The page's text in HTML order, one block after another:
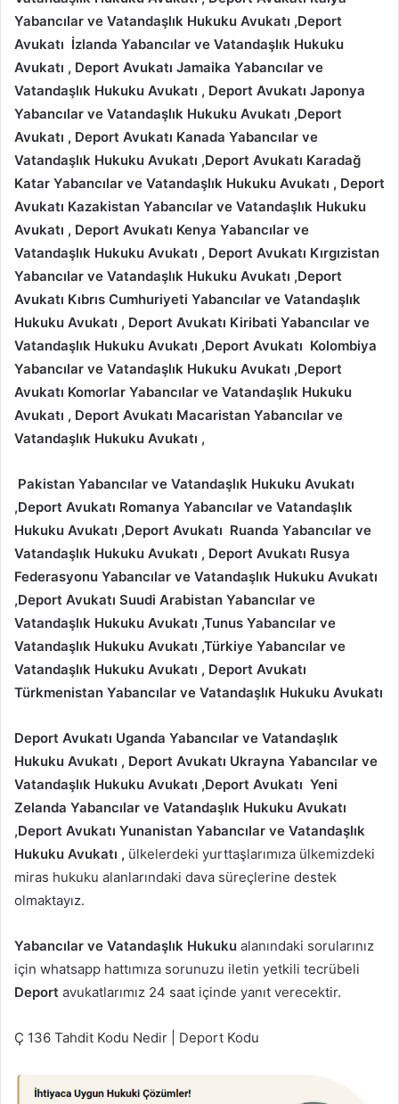
Yabancılar ve Vatandaşlık Hukuku Avukatı ,Deport
Avukatı İzlanda Yabancılar ve Vatandaşlık Hukuku
Avukatı , Deport Avukatı Jamaika Yabancılar ve
Vatandaşlık Hukuku Avukatı , Deport Avukatı Japonya
Yabancılar ve Vatandaşlık Hukuku Avukatı ,Deport
Avukatı , Deport Avukatı Kanada Yabancılar ve
Vatandaşlık Hukuku Avukatı ,Deport Avukatı Karadağ
Katar Yabancılar ve Vatandaşlık Hukuku Avukatı , Deport
Avukatı Kazakistan Yabancılar ve Vatandaşlık Hukuku
Avukatı , Deport Avukatı Kenya Yabancılar ve
Vatandaşlık Hukuku Avukatı , Deport Avukatı Kırgızistan
Yabancılar ve Vatandaşlık Hukuku Avukatı ,Deport
Avukatı Kıbrıs Cumhuriyeti Yabancılar ve Vatandaşlık
Hukuku Avukatı , Deport Avukatı Kiribati Yabancılar ve
Vatandaşlık Hukuku Avukatı ,Deport Avukatı Kolombiya
Yabancılar ve Vatandaşlık Hukuku Avukatı ,Deport
Avukatı Komorlar Yabancılar ve Vatandaşlık Hukuku
Avukatı , Deport Avukatı Macaristan Yabancılar ve
Vatandaşlık Hukuku Avukatı ,
Pakistan Yabancılar ve Vatandaşlık Hukuku Avukatı
,Deport Avukatı Romanya Yabancılar ve Vatandaşlık
Hukuku Avukatı ,Deport Avukatı Ruanda Yabancılar ve
Vatandaşlık Hukuku Avukatı , Deport Avukatı Rusya
Federasyonu Yabancılar ve Vatandaşlık Hukuku Avukatı
,Deport Avukatı Suudi Arabistan Yabancılar ve
Vatandaşlık Hukuku Avukatı ,Tunus Yabancılar ve
Vatandaşlık Hukuku Avukatı ,Türkiye Yabancılar ve
Vatandaşlık Hukuku Avukatı , Deport Avukatı
Türkmenistan Yabancılar ve Vatandaşlık Hukuku Avukatı
Deport Avukatı Uganda Yabancılar ve Vatandaşlık
Hukuku Avukatı , Deport Avukatı Ukrayna Yabancılar ve
Vatandaşlık Hukuku Avukatı ,Deport Avukatı Yeni
Zelanda Yabancılar ve Vatandaşlık Hukuku Avukatı
,Deport Avukatı Yunanistan Yabancılar ve Vatandaşlık
Hukuku Avukatı , ülkelerdeki yurttaşlarımıza ülkemizdeki
miras hukuku alanlarındaki dava süreçlerine destek
olmaktayız.
Yabancılar ve Vatandaşlık Hukuku alanındaki sorularınız
için whatsapp hattımıza sorunuzu iletin yetkili tecrübeli
Deport avukatlarımız 24 saat içinde yanıt verecektir.
Ç 136 Tahdit Kodu Nedir | Deport Kodu